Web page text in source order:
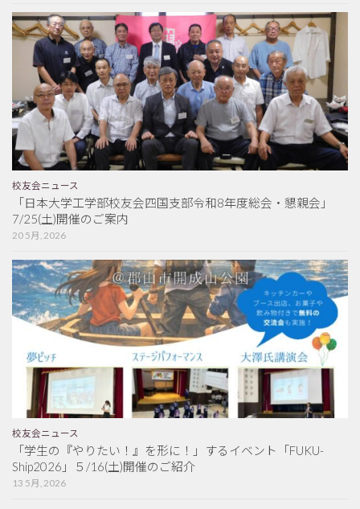
校友会ニュース
「日本大学工学部校友会四国支部令和8年度総会・懇親会」
7/25(土)開催のご案内
20 5月, 2026
校友会ニュース
「学生の『やりたい！』を形に！」するイベント「FUKU-
Ship2026」５/16(土)開催のご紹介
13 5月, 2026